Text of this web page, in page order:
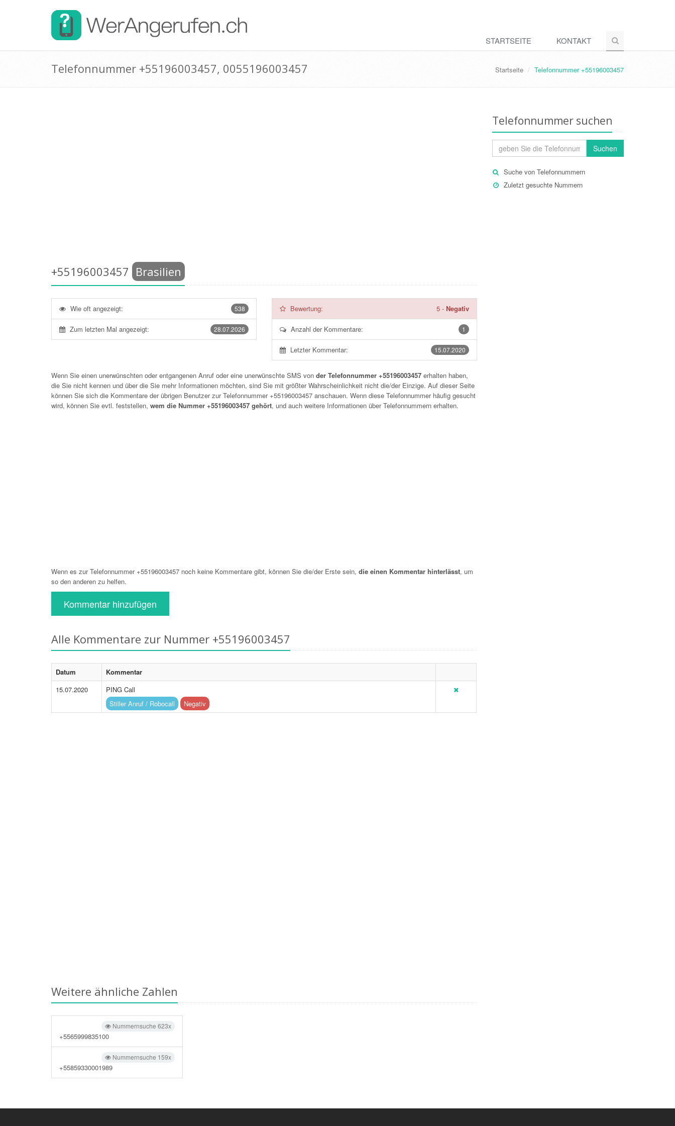
STARTSEITE KONTAKT
Telefonnummer +55196003457, 0055196003457 Startseite Telefonnummer +55196003457
+55196003457 Brasilien
538
Wie oft angezeigt:
28.07.2026
Zum letzten Mal angezeigt:
Bewertung: 5- Negativ
1
Anzahl der Kommentare:
15.07.2020
Letzter Kommentar:
Wenn Sie einen unerwünschten oder entgangenen Anruf oder eine unerwünschte SMS von der Telefonnummer +55196003457 erhalten haben,
die Sie nicht kennen und über die Sie mehr Informationen möchten, sind Sie mit größter Wahrscheinlichkeit nicht die/der Einzige. Auf dieser Seite
können Sie sich die Kommentare der übrigen Benutzer zur Telefonnummer +55196003457 anschauen. Wenn diese Telefonnummer häufig gesucht
wird, können Sie evtl. feststellen, wem die Nummer +55196003457 gehört, und auch weitere Informationen über Telefonnummern erhalten.
Wenn es zur Telefonnummer +55196003457 noch keine Kommentare gibt, können Sie die/der Erste sein, die einen Kommentar hinterlässt, um
so den anderen zu helfen.
Kommentar hinzufügen
Alle Kommentare zur Nummer +55196003457
Datum
Kommentar
15.07.2020
PING Call
Stiller Anruf / Robocall
Negativ
Weitere ähnliche Zahlen
Nummernsuche 623x
+5565999835100
Nummernsuche 159x
+55859330001989
Telefonnummer suchen
Suchen
Suche von Telefonnummern
Zuletzt gesuchte Nummern